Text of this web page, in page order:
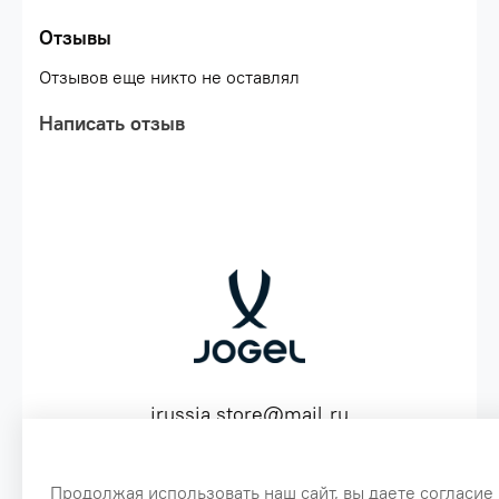
Отзывы
Отзывов еще никто не оставлял
Написать отзыв
jrussia.store@mail.ru
Продолжая использовать наш сайт, вы даете согласие